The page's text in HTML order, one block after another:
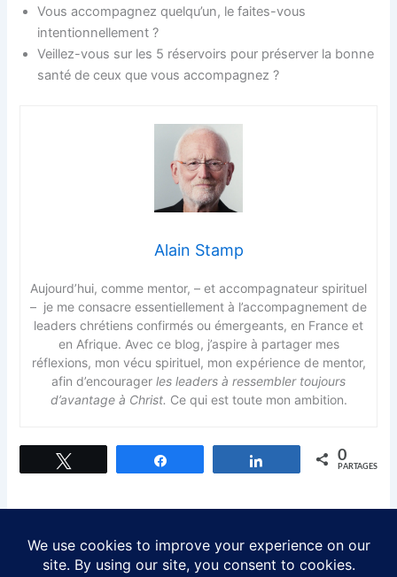
Vous accompagnez quelqu’un, le faites-vous
intentionnellement ?
Veillez-vous sur les 5 réservoirs pour préserver la bonne
santé de ceux que vous accompagnez ?
Alain Stamp
Aujourd’hui, comme mentor, – et accompagnateur spirituel
– je me consacre essentiellement à l’accompagnement de
leaders chrétiens confirmés ou émergeants, en France et
en Afrique. Avec ce blog, j’aspire à partager mes
réflexions, mon vécu spirituel, mon expérience de mentor,
afin d’encourager les leaders à ressembler toujours
d’avantage à Christ. Ce qui est toute mon ambition.
Partagez 0
PARTAGES
PRÉCÉDENT SUIVANT